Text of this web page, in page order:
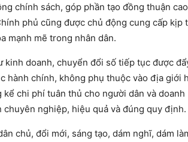
chính sách, góp phần tạo đồng thuận
phủ cũng được chủ động cung cấp kịp
mạnh mẽ trong nhân dân.
doanh, chuyển đổi số tiếp tục được
hành chính, không phụ thuộc vào địa giới
chi phí tuân thủ cho người dân và doanh
nghiệp, hiệu quả và đúng quy định.
chủ, đổi mới, sáng tạo, dám nghĩ, dám